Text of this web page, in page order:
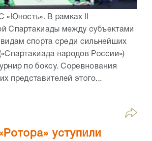
«Юность». В рамках II
Спартакиады между субъектами
спорта среди сильнейших
народов России»)
по боксу. Соревнования
представителей этого...
уступили